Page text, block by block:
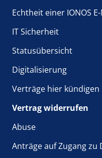
Echtheit einer IONOS
IT Sicherheit
Statusübersicht
Digitalisierung
Verträge hier kündigen
Vertrag widerrufen
Abuse
Anträge auf Zugang